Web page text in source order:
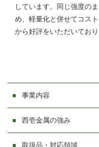
しています。同じ強度の
め、軽量化と併せてコス
から好評をいただいており
事業内容
西壱金属の強み
取扱品・対応領域